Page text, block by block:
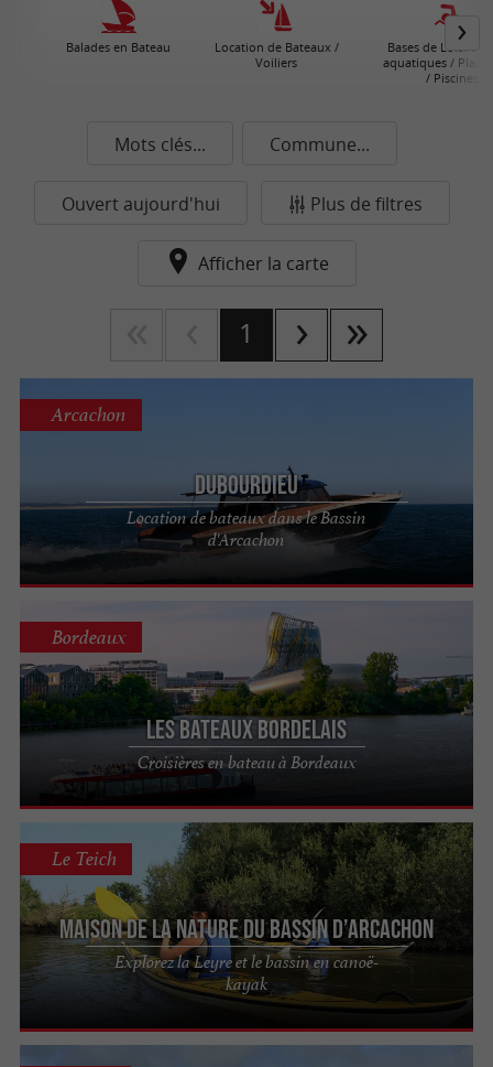
Balades en Bateau
Location de Bateaux /
Voiliers
Bases de Loisirs /
aquatiques / Plans
/ Piscines
Mots clés... Commune...
Ouvert aujourd'hui Plus de filtres
Afficher la carte
1
Dubourdieu
Location de bateaux dans le Bassin
d'Arcachon
Arcachon
Les Bateaux Bordelais
Croisières en bateau à Bordeaux
Bordeaux
Maison de la Nature du Bassin d’Arcachon
Explorez la Leyre et le bassin en canoë-
kayak
Le Teich